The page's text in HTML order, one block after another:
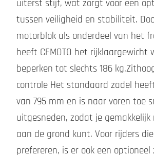
uiterst stijf, wat zorgt voor een
tussen veiligheid en stabiliteit.
motorblok als onderdeel van het
heeft CFMOTO het rijklaargewicht
beperken tot slechts 186
controle Het standaard zadel
van 795 mm en is naar voren toe
uitgesneden, zodat je
aan de grond kunt. Voor rijders
prefereren, is er ook een